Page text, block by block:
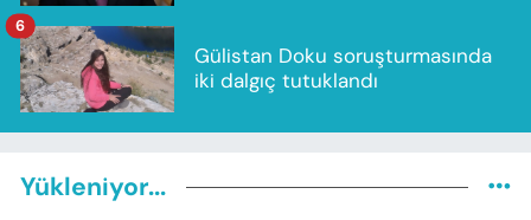
Gülistan Doku soruşturmasında
iki dalgıç tutuklandı
6
Yükleniyor...